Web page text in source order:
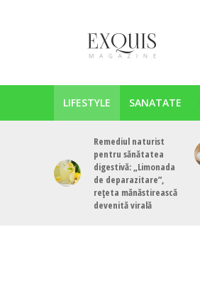
LIFESTYLE SANATATE
Remediul naturist
pentru sănătatea
digestivă: „Limonada
de deparazitare”,
rețeta mănăstirească
devenită virală